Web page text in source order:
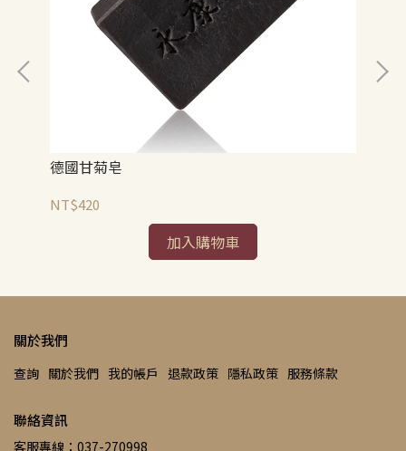
德國甘菊皂
NT$420
加入購物車
關於我們
查詢 關於我們 我的帳戶 退款政策 隱私政策 服務條款
聯絡資訊
客服專線：037-270998